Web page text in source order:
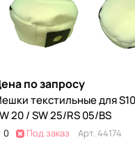
по запросу
текстильные для S10 / S 20 /
20 / SW 25/RS 05/BS
0 Под заказ Арт. 44174